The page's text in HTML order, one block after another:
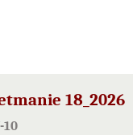
18_2026
10